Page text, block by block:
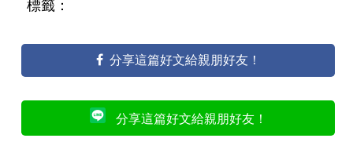
標籤：
分享這篇好文給親朋好友！
分享這篇好文給親朋好友！